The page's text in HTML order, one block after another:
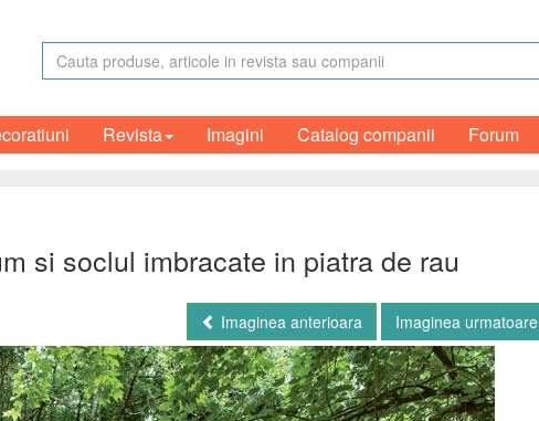
Revista Imagini Catalog companii Forum
si soclul imbracate in piatra de rau
Imaginea anterioara Imaginea urmatoare